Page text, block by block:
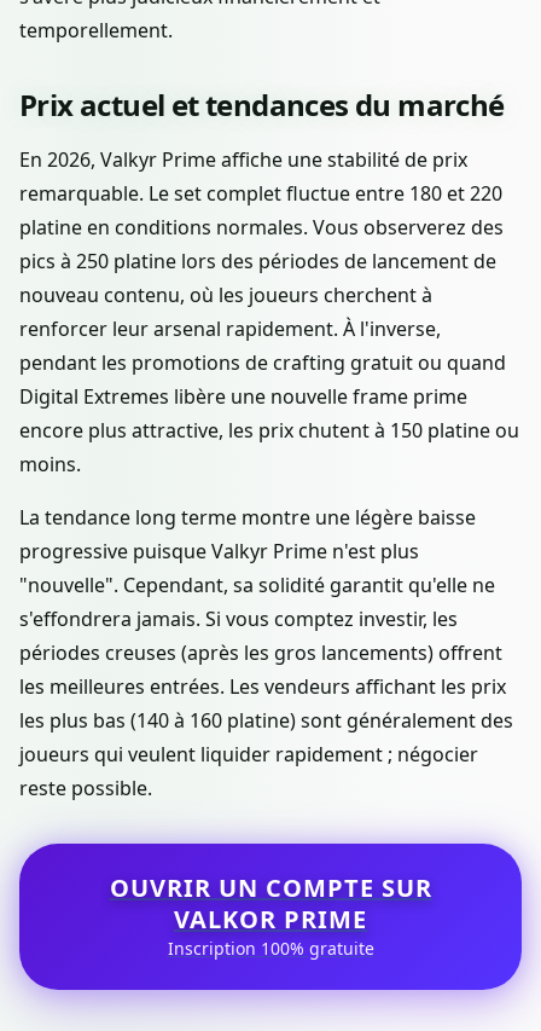
temporellement.
Prix actuel et tendances du marché
En 2026, Valkyr Prime affiche une stabilité de prix
remarquable. Le set complet fluctue entre 180 et 220
platine en conditions normales. Vous observerez des
pics à 250 platine lors des périodes de lancement de
nouveau contenu, où les joueurs cherchent à
renforcer leur arsenal rapidement. À l'inverse,
pendant les promotions de crafting gratuit ou quand
Digital Extremes libère une nouvelle frame prime
encore plus attractive, les prix chutent à 150 platine ou
moins.
La tendance long terme montre une légère baisse
progressive puisque Valkyr Prime n'est plus
"nouvelle". Cependant, sa solidité garantit qu'elle ne
s'effondrera jamais. Si vous comptez investir, les
périodes creuses (après les gros lancements) offrent
les meilleures entrées. Les vendeurs affichant les prix
les plus bas (140 à 160 platine) sont généralement des
joueurs qui veulent liquider rapidement ; négocier
reste possible.
OUVRIR UN COMPTE SUR
VALKOR PRIME
Inscription 100% gratuite